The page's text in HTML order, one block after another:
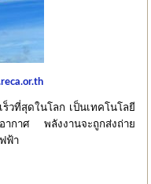
วที่สุดในโลก เป็นเทคโนโลยี
ากาศ พลังงานจะถูกส่งถ่าย
ฟ้า